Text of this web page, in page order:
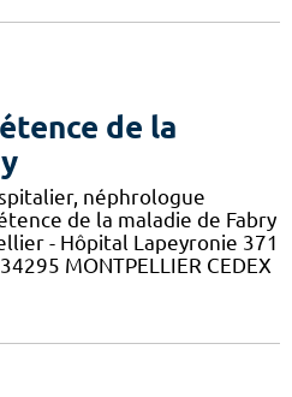
de la
néphrologue
de la maladie de Fabry
- Hôpital Lapeyronie 371
MONTPELLIER CEDEX